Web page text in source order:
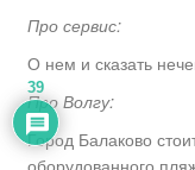
Про сервис:
О нем и сказать
Про Волгу:
Город Балаково
оборудованного
39